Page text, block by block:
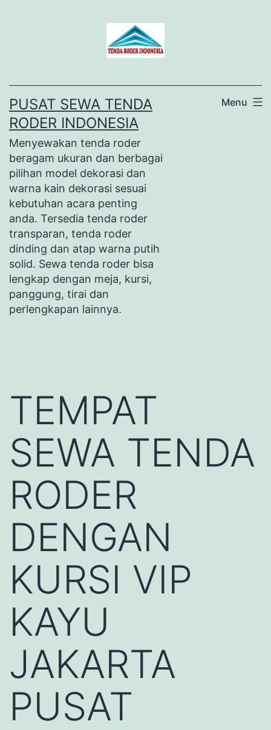
PUSAT SEWA TENDA
RODER INDONESIA
Menyewakan tenda roder
beragam ukuran dan berbagai
pilihan model dekorasi dan
warna kain dekorasi sesuai
kebutuhan acara penting
anda. Tersedia tenda roder
transparan, tenda roder
dinding dan atap warna putih
solid. Sewa tenda roder bisa
lengkap dengan meja, kursi,
panggung, tirai dan
perlengkapan lainnya.
Menu
TEMPAT
SEWA TENDA
RODER
DENGAN
KURSI VIP
KAYU
JAKARTA
PUSAT